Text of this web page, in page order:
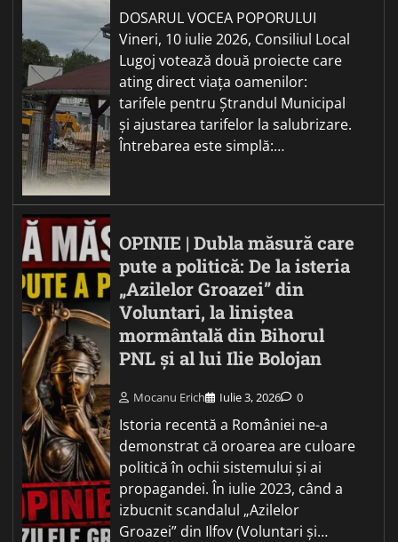
DOSARUL VOCEA POPORULUI
Vineri, 10 iulie 2026, Consiliul Local
Lugoj votează două proiecte care
ating direct viața oamenilor:
tarifele pentru Ștrandul Municipal
și ajustarea tarifelor la salubrizare.
Întrebarea este simplă:…
OPINIE | Dubla măsură care
pute a politică: De la isteria
„Azilelor Groazei” din
Voluntari, la liniștea
mormântală din Bihorul
PNL și al lui Ilie Bolojan
Mocanu Erich Iulie 3, 2026 0
Istoria recentă a României ne-a
demonstrat că oroarea are culoare
politică în ochii sistemului și ai
propagandei. În iulie 2023, când a
izbucnit scandalul „Azilelor
Groazei” din Ilfov (Voluntari și…